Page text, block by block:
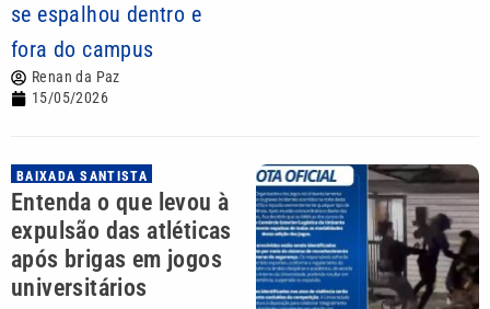
se espalhou dentro e
fora do campus
Renan da Paz
15/05/2026
BAIXADA SANTISTA
Entenda o que levou à
expulsão das atléticas
após brigas em jogos
universitários